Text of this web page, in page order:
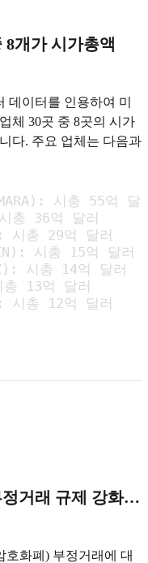
8개가 시가총액
데이터를 인용하여 미
체 30곳 중 8곳의 시가
다. 주요 업체는 다음과
시총 12억 달러
정거래 규제 강화…
호화폐) 부정거래에 대